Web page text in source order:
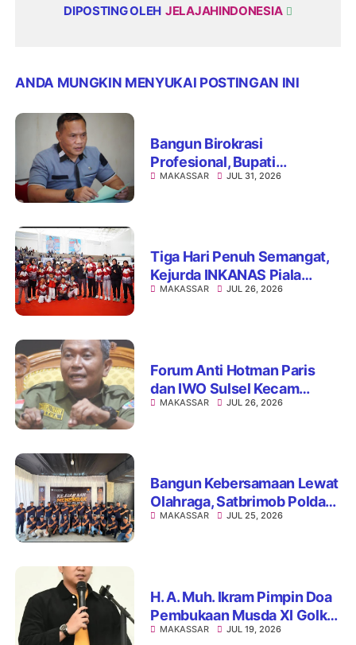
DIPOSTING OLEH JELAJAHINDONESIA
ANDA MUNGKIN MENYUKAI POSTINGAN INI
Bangun Birokrasi
Profesional, Bupati
Patahuddin Gelar
MAKASSAR JUL 31, 2026
Tiga Hari Penuh Semangat,
Kejurda INKANAS Piala
Kapolda Sulsel 2026 Sukses
MAKASSAR JUL 26, 2026
Forum Anti Hotman Paris
dan IWO Sulsel Kecam
Dugaan Pelecehan terhadap
MAKASSAR JUL 26, 2026
Bangun Kebersamaan Lewat
Olahraga, Satbrimob Polda
Sulsel dan BI Gelar Lomba
MAKASSAR JUL 25, 2026
H. A. Muh. Ikram Pimpin Doa
Pembukaan Musda XI Golkar
Sulsel di Hotel Claro
MAKASSAR JUL 19, 2026